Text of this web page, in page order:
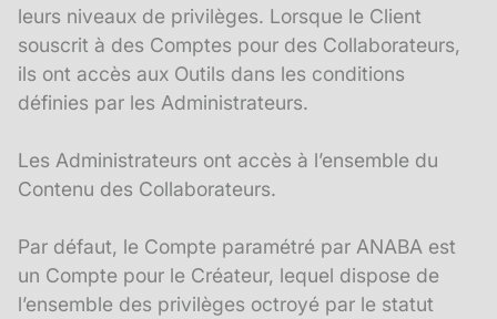
leurs niveaux de privilèges. Lorsque le Client
souscrit à des Comptes pour des Collaborateurs,
ils ont accès aux Outils dans les conditions
définies par les Administrateurs.
Les Administrateurs ont accès à l’ensemble du
Contenu des Collaborateurs.
Par défaut, le Compte paramétré par ANABA est
un Compte pour le Créateur, lequel dispose de
l’ensemble des privilèges octroyé par le statut